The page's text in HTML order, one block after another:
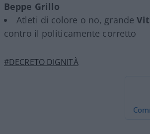
Beppe Grillo
Atleti di colore o no, grande
contro il politicamente corretto
#DECRETO DIGNITÀ